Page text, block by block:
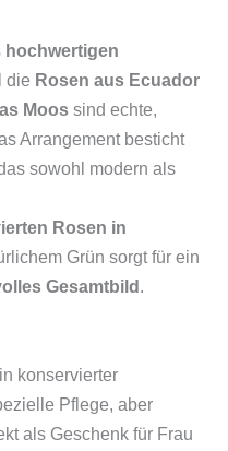
hochwertigen
die Rosen aus Ecuador
Moos sind echte,
Arrangement besticht
sowohl modern als
Rosen in
Grün sorgt für ein
Gesamtbild .
konservierter
Pflege, aber
als Geschenk für Frau